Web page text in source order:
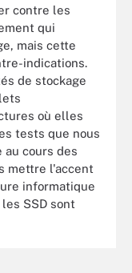
contre les
qui
mais cette
indications.
de stockage
où elles
tests que nous
au cours des
mettre l'accent
informatique
SSD sont